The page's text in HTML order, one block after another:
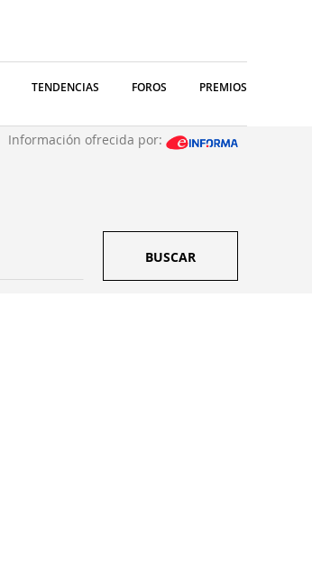
TENDENCIAS FOROS PREMIOS
Información ofrecida por:
BUSCAR